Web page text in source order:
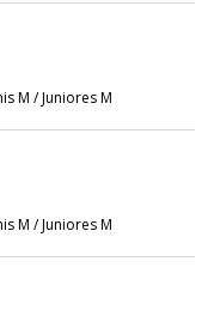
M / Juniores M
M / Juniores M